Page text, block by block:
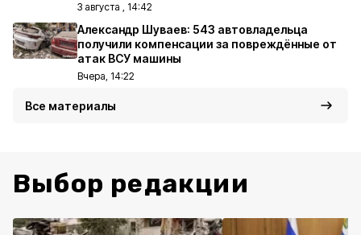
3 августа , 14:42
Александр Шуваев: 543 автовладельца
получили компенсации за повреждённые от
атак ВСУ машины
Вчера, 14:22
Все материалы
Выбор редакции